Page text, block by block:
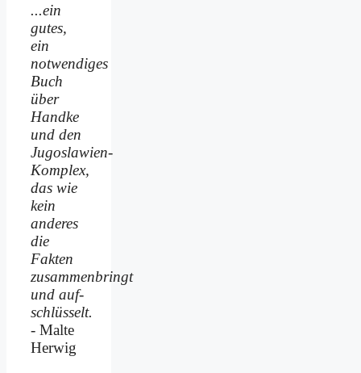
...ein
gutes,
ein
notwendiges
Buch
über
Handke
und den
Jugoslawien-
Komplex,
das wie
kein
anderes
die
Fakten
zusammenbringt
und auf­
schlüsselt.
- Malte
Herwig